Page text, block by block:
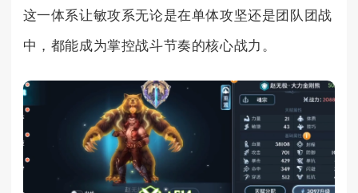
这一体系让敏攻系无论是在单体攻坚还是团队团战
中，都能成为掌控战斗节奏的核心战力。